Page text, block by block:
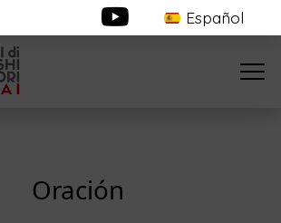
Español
Oración